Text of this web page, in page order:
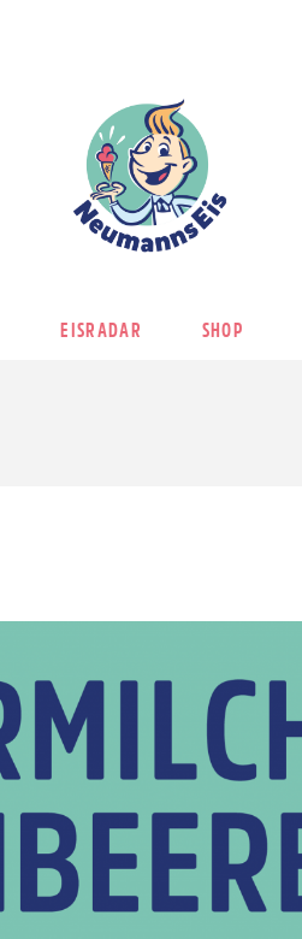
EISRADAR SHOP